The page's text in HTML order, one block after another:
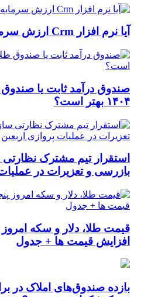
آیا نرم افزار Crm ارزش سرمایه گذاری دارد؟
صندوق درآمد ثابت یا
۱۴۰۴ بهتر است؟
استقرار تیم مشترک نظارتی
بازرسی و تعزیرات در
افزایش قیمت ها + جدول
بازده صندوق‌های املاک در